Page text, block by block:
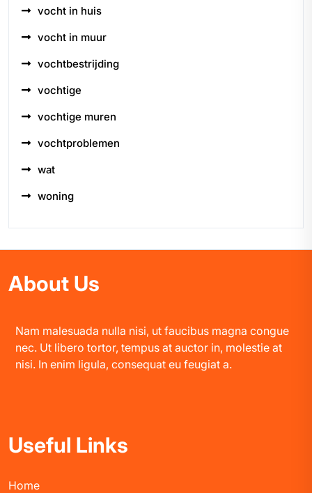
vocht in huis
vocht in muur
vochtbestrijding
vochtige
vochtige muren
vochtproblemen
wat
woning
About Us
Nam malesuada nulla nisi, ut faucibus magna congue
nec. Ut libero tortor, tempus at auctor in, molestie at
nisi. In enim ligula, consequat eu feugiat a.
Useful Links
Home